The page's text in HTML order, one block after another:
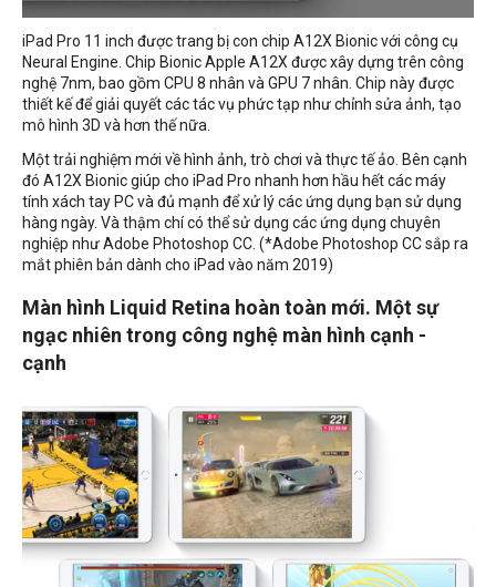
iPad Pro 11 inch được trang bị con chip A12X Bionic với công cụ
Neural Engine. Chip Bionic Apple A12X được xây dựng trên công
nghệ 7nm, bao gồm CPU 8 nhân và GPU 7 nhân. Chip này được
thiết kế để giải quyết các tác vụ phức tạp như chỉnh sửa ảnh, tạo
mô hình 3D và hơn thế nữa.
Một trải nghiệm mới về hình ảnh, trò chơi và thực tế ảo. Bên cạnh
đó A12X Bionic giúp cho iPad Pro nhanh hơn hầu hết các máy
tính xách tay PC và đủ mạnh để xử lý các ứng dụng bạn sử dụng
hàng ngày. Và thậm chí có thể sử dụng các ứng dụng chuyên
nghiệp như Adobe Photoshop CC. (*Adobe Photoshop CC sắp ra
mắt phiên bản dành cho iPad vào năm 2019)
Màn hình Liquid Retina hoàn toàn mới. Một sự
ngạc nhiên trong công nghệ màn hình cạnh -
cạnh